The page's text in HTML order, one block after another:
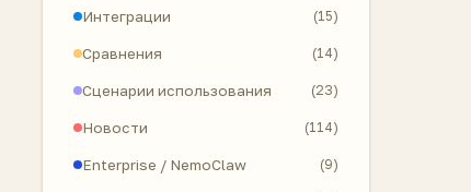
Интеграции (15)
Сравнения (14)
Сценарии использования (23)
Новости (114)
Enterprise / NemoClaw (9)